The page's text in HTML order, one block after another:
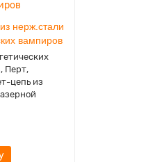
нерж.стали
вампиров
Перт,
цепь из